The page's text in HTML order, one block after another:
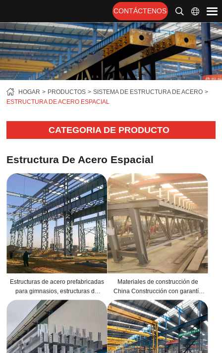
CONTÁCTENOS
HOGAR PRODUCTOS
SISTEMA DE ESTRUCTURA DE ACERO
ESTRUCTURA DE ACERO ESPACIAL
CATEGORIA DE PRODUCTO
Estructura De Acero Espacial
Estructuras de acero prefabricadas
para gimnasios, estructuras de
acero prefabricadas comerciales y
estructuras de acero prefabricadas
de fábrica
Materiales de construcción de
China Construcción con garantía
de calidad Diseño de estructura
espacial del aeropuerto Estructura
de marco de acero